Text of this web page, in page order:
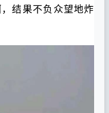
结果不负众望地炸